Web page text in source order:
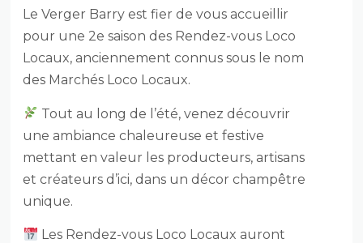
Le Verger Barry est fier de vous accueillir
pour une 2e saison des Rendez-vous Loco
Locaux, anciennement connus sous le nom
des Marchés Loco Locaux.
Tout au long de l’été, venez découvrir
une ambiance chaleureuse et festive
mettant en valeur les producteurs, artisans
et créateurs d’ici, dans un décor champêtre
unique.
Les Rendez-vous Loco Locaux auront